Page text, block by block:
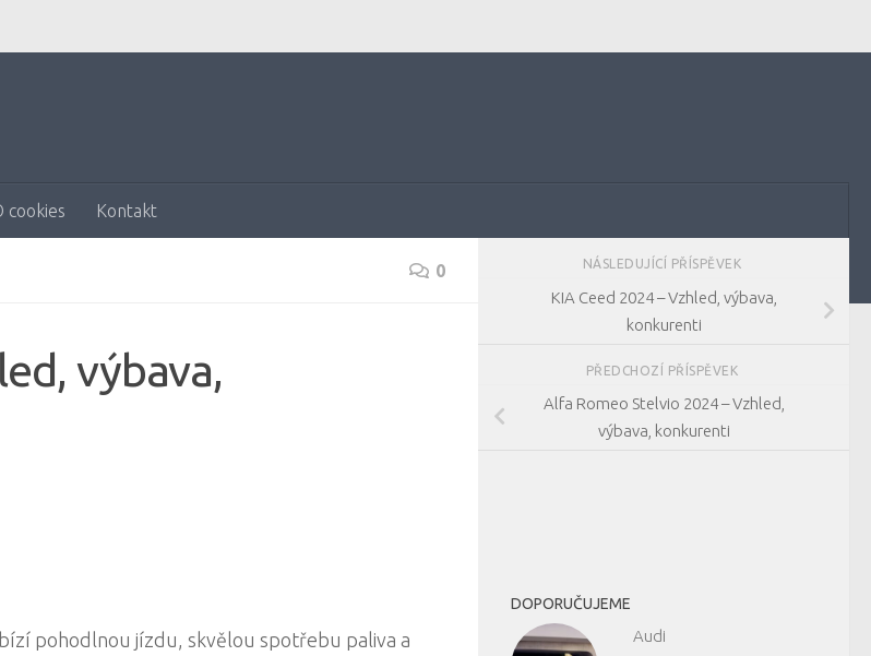
cookies Kontakt
0
výbava,
pohodlnou jízdu, skvělou spotřebu paliva a
NÁSLEDUJÍCÍ PŘÍSPĚVEK
KIA Ceed 2024 – Vzhled, výbava,
konkurenti
PŘEDCHOZÍ PŘÍSPĚVEK
Alfa Romeo Stelvio 2024 – Vzhled,
výbava, konkurenti
DOPORUČUJEME
Audi